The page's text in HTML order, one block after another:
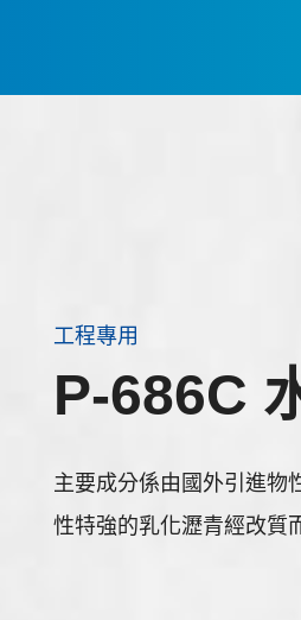
工程專用
P-686C
主要成分係由國外引進物
性特強的乳化瀝青經改質